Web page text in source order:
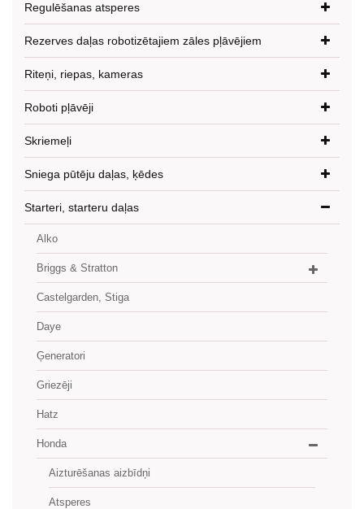
Regulēšanas atsperes
Rezerves daļas robotizētajiem zāles pļāvējiem
Riteņi, riepas, kameras
Roboti pļāvēji
Skriemeļi
Sniega pūtēju daļas, ķēdes
Starteri, starteru daļas
Alko
Briggs & Stratton
Castelgarden, Stiga
Daye
Ģeneratori
Griezēji
Hatz
Honda
Aizturēšanas aizbīdņi
Atsperes